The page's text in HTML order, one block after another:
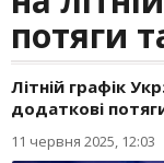
потяги
Літній графік
додаткові
11 червня 2025, 12:03